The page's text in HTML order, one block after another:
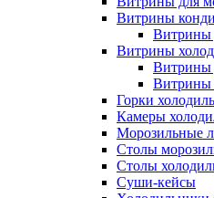
Витрины
Витрины
Витрины
Витрины
Витрины
Горки
Камеры
Морозильные
Столы
Столы
Суши-кейсы